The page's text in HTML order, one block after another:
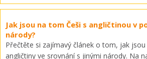
Jak jsou na tom Češi s angličtinou v
národy?
Přečtěte si zajímavý článek o tom, jak
angličtiny ve srovnání s jinými národy. Na